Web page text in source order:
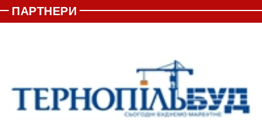
ПАРТНЕРИ